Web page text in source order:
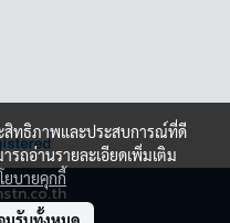
สิทธิภาพและประสบการณ์ที่ดี
รถอ่านรายละเอียดเพิ่มเติม
ยบายคุกกี้